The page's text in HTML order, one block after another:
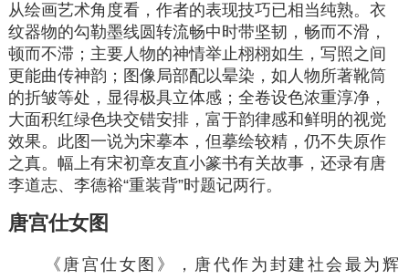
从绘画艺术角度看，作者的表现技巧已相当纯熟。衣
纹器物的勾勒墨线圆转流畅中时带坚韧，畅而不滑，
顿而不滞；主要人物的神情举止栩栩如生，写照之间
更能曲传神韵；图像局部配以晕染，如人物所著靴筒
的折皱等处，显得极具立体感；全卷设色浓重淳净，
大面积红绿色块交错安排，富于韵律感和鲜明的视觉
效果。此图一说为宋摹本，但摹绘较精，仍不失原作
之真。幅上有宋初章友直小篆书有关故事，还录有唐
李道志、 李德裕“重装背”时题记两行。
唐宫仕女图
《 唐宫仕女图 》，唐代作为 封建社会 最为辉